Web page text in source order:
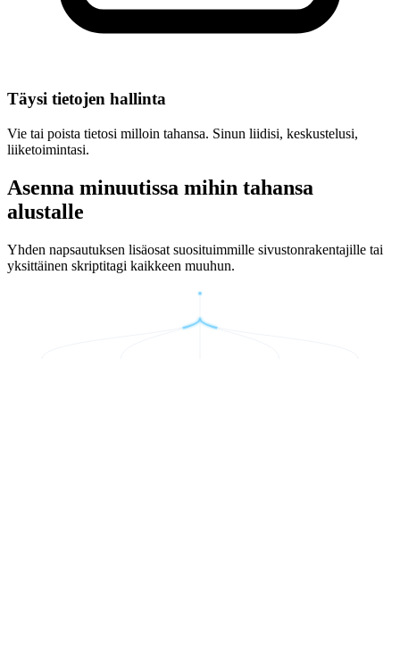
Täysi tietojen hallinta
Vie tai poista tietosi milloin tahansa. Sinun liidisi, keskustelusi,
liiketoimintasi.
Asenna minuutissa mihin tahansa
alustalle
Yhden napsautuksen lisäosat suosituimmille sivustonrakentajille tai
yksittäinen skriptitagi kaikkeen muuhun.